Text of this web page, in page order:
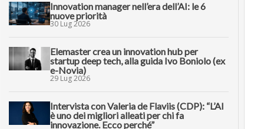
Innovation manager nell’era dell’AI: le 6
nuove priorità
30 Lug 2026
Elemaster crea un innovation hub per
startup deep tech, alla guida Ivo Boniolo (ex
e-Novia)
29 Lug 2026
Intervista con Valeria de Flaviis (CDP): “L’AI
è uno dei migliori alleati per chi fa
innovazione. Ecco perché”